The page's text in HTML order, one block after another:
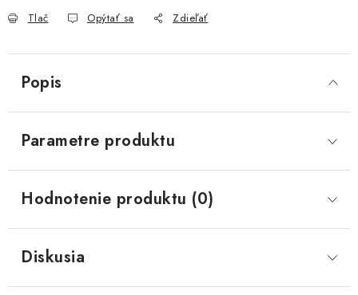
Tlač Opýtať sa Zdieľať
Popis
Parametre produktu
Hodnotenie produktu (0)
Diskusia